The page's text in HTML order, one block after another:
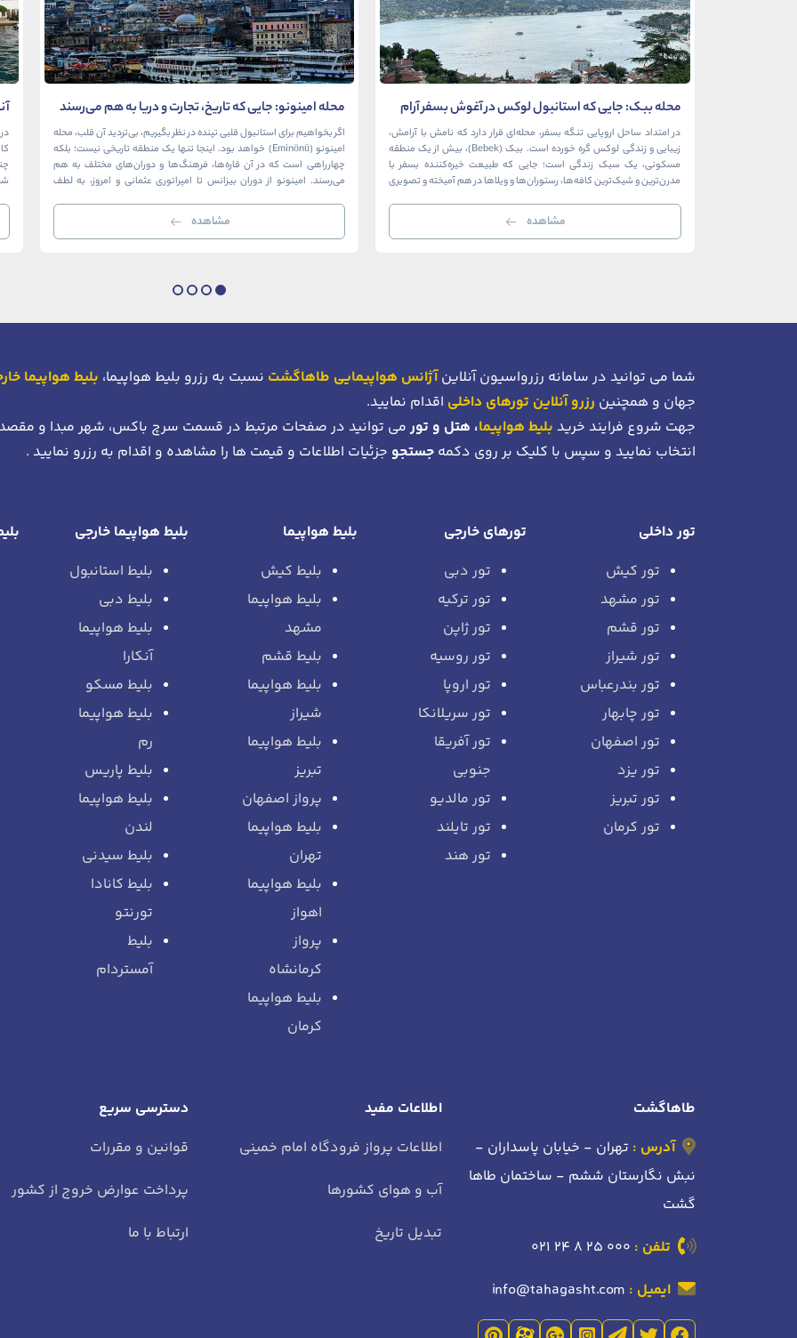
محله ببک: جایی که استانبول لوکس در آغوش بسفر آرام
می‌گیرد
در امتداد ساحل اروپایی تنگه بسفر، محله‌ای قرار دارد که نامش با آرامش،
زیبایی و زندگی لوکس گره خورده است. ببک (Bebek)، بیش از یک منطقه
مسکونی، یک سبک زندگی است؛ جایی که طبیعت خیره‌کننده بسفر با
مدرن‌ترین و شیک‌ترین کافه‌ها، رستوران‌ها و ویلاها در هم آمیخته و تصویری
مشاهده
محله امینونو: جایی که تاریخ، تجارت و دریا به هم می‌رسند
اگر بخواهیم برای استانبول قلبی تپنده در نظر بگیریم، بی‌تردید آن قلب، محله
امینونو (Eminönü) خواهد بود. اینجا تنها یک منطقه تاریخی نیست؛ بلکه
چهارراهی است که در آن قاره‌ها، فرهنگ‌ها و دوران‌های مختلف به هم
می‌رسند. امینونو از دوران بیزانس تا امپراتوری عثمانی و امروز، به لطف
مشاهده
شما می توانید در سامانه رزرواسیون آنلاینآژانس هواپیمایی طاهاگشت نسبت به رزرو بلیط هواپیما، بلیط هواپیما
جهان و همچنین رزرو آنلاین تورهای داخلی اقدام نمایید.
جهت شروع فرایند خرید بلیط هواپیما، هتل و تورمی توانید در صفحات مرتبط در قسمت سرچ باکس، شهر مبدا و
انتخاب نمایید و سپس با کلیک بر روی دکمه جستجو جزئیات اطلاعات و قیمت ها را مشاهده و اقدام به رزرو نمایید .
تور داخلی
تور کیش
تور مشهد
تور قشم
تور شیراز
تور بندرعباس
تور چابهار
تور اصفهان
تور یزد
تور تبریز
تور کرمان
تورهای خارجی
تور دبی
تور ترکیه
تور ژاپن
تور روسیه
تور اروپا
تور سریلانکا
تور آفریقا
جنوبی
تور مالدیو
تور تایلند
تور هند
بلیط هواپیما
بلیط کیش
بلیط هواپیما
مشهد
بلیط قشم
بلیط هواپیما
شیراز
بلیط هواپیما
تبریز
پرواز اصفهان
بلیط هواپیما
تهران
بلیط هواپیما
اهواز
پرواز
کرمانشاه
بلیط هواپیما
کرمان
بلیط هواپیما خارجی
بلیط استانبول
بلیط دبی
بلیط هواپیما
آنکارا
بلیط مسکو
بلیط هواپیما
رم
بلیط پاریس
بلیط هواپیما
لندن
بلیط سیدنی
بلیط کانادا
تورنتو
بلیط
آمستردام
طاهاگشت
آدرس : تهران - خیابان پاسداران -
نبش نگارستان ششم - ساختمان طاها
گشت
تلفن : 021 24 8 25 000
ایمیل : info@tahagasht.com
اطلاعات مفید
اطلاعات پرواز فرودگاه امام خمینی
آب و هوای کشورها
تبدیل تاریخ
دسترسی سریع
قوانین و مقررات
پرداخت عوارض خروج از کشور
ارتباط با ما